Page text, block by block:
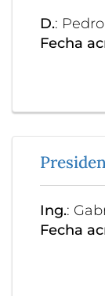
D.:
Fecha
Ing.:
Fecha